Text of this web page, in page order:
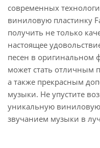
современных
виниловую пластинку
получить не только
настоящее
песен в оригинальном
может стать отличным
а также прекрасным
музыки. Не упустите
уникальную виниловую
звучанием музыки в